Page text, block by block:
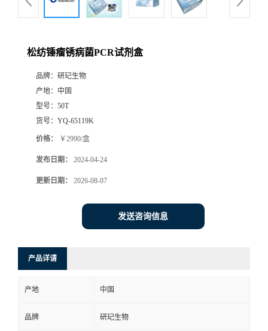
松纺锤瘤锈病菌PCR试剂盒
品牌： 研玘生物
产地： 中国
型号： 50T
货号： YQ-65119K
价格： ￥2990/盒
发布日期： 2024-04-24
更新日期： 2026-08-07
发送咨询信息
产品详请
产地 中国
品牌 研玘生物